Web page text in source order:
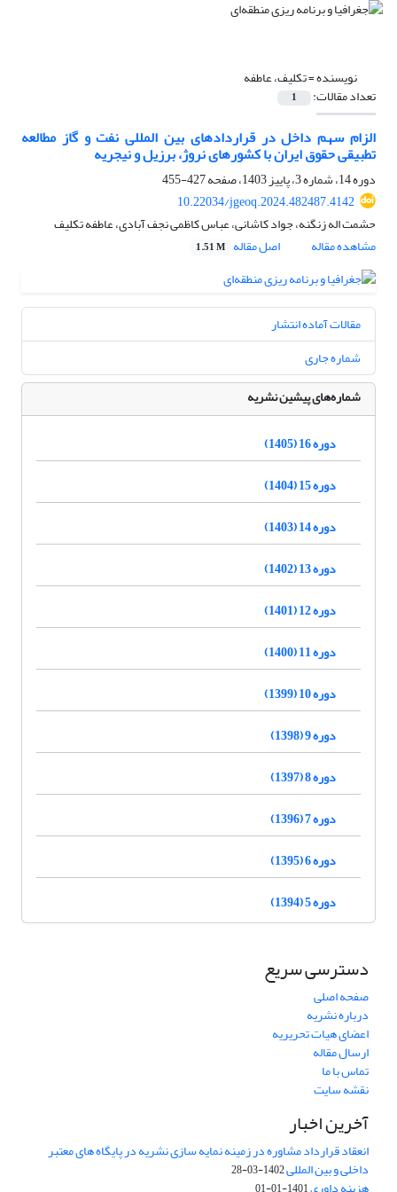
نویسنده =تکلیف، عاطفه
تعداد مقالات: 1
الزام سهم داخل در قراردادهای بین المللی نفت و گاز مطالعه
تطبیقی حقوق ایران با کشورهای نروژ، برزیل و نیجریه
دوره 14، شماره 3، پاییز 1403، صفحه
427-455
10.22034/jgeoq.2024.482487.4142
حشمت اله زنگنه، جواد کاشانی، عباس کاظمی نجف آبادی، عاطفه تکلیف
مشاهده مقاله
اصل مقاله 1.51 M
مقالات آماده انتشار
شماره جاری
شماره‌های پیشین نشریه
دوره 16 (1405)
دوره 15 (1404)
دوره 14 (1403)
دوره 13 (1402)
دوره 12 (1401)
دوره 11 (1400)
دوره 10 (1399)
دوره 9 (1398)
دوره 8 (1397)
دوره 7 (1396)
دوره 6 (1395)
دوره 5 (1394)
دسترسی سریع
صفحه اصلی
درباره نشریه
اعضای هیات تحریریه
ارسال مقاله
تماس با ما
نقشه سایت
آخرین اخبار
انعقاد قرارداد مشاوره در زمینه نمایه سازی نشریه در پایگاه های معتبر
داخلی و بین المللی1402-03-28